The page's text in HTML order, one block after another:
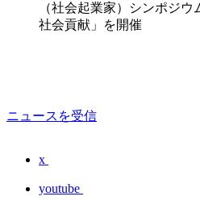
（社会起業家）シンポジ
社会貢献」を開催
ニュースを受信
x
youtube